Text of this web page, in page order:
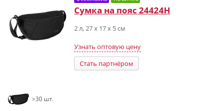
Сумка на пояс 24424H
2 л, 27 х 17 х 5 см
Узнать оптовую цену
Стать партнёром
>30 шт.